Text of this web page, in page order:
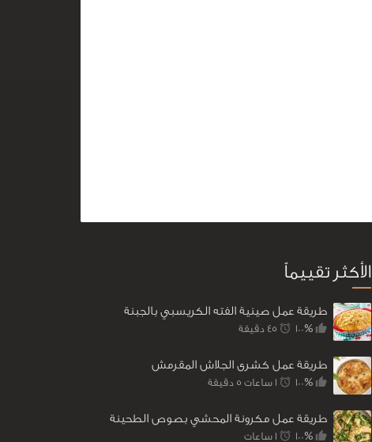
الأكثر تقييماً
طريقة عمل صينية الفته الكريسبي بالجبنة
100% 45 ‎دقيقة
طريقة عمل كشرى الجلاش المقرمش
100% 1 ساعات 5 ‎دقيقة
طريقة عمل مكرونة المحشي بصوص الطحينة
100% 1 ساعات